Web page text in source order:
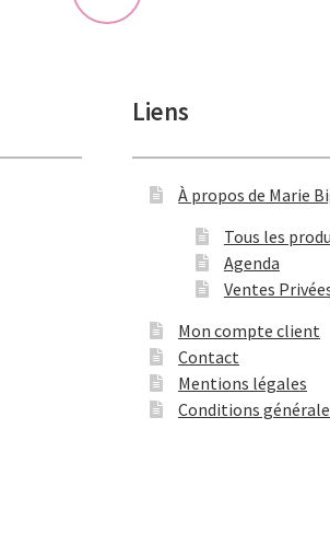
Liens
À propos de Marie
Tous les
Agenda
Ventes
Mon compte client
Contact
Mentions légales
Conditions